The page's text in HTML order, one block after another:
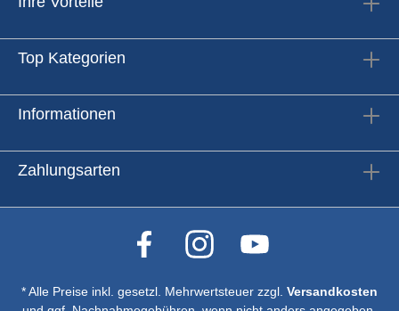
Top Kategorien
Informationen
Zahlungsarten
* Alle Preise inkl. gesetzl. Mehrwertsteuer zzgl. Versandkosten